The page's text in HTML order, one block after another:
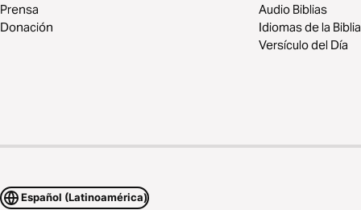
Prensa
Donación
Audio Biblias
Idiomas de la Biblia
Versículo del Día
Español (Latinoamérica)